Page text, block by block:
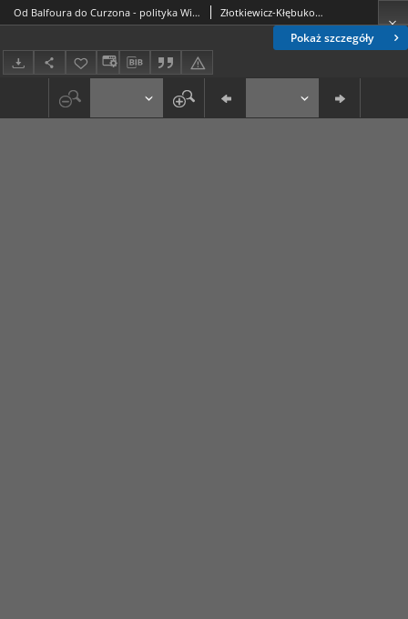
Pokaż szczegóły
Od Balfoura do Curzona - polityka Wielkiej Brytanii wobec odradzającej się Polski 1918-1920. Złotkiewicz-Kłębukowska, Joanna